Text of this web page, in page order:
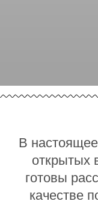
В
открытых
готовы
качестве